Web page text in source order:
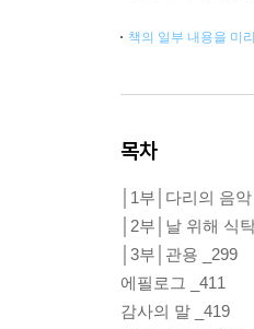
책의 일부 내용을 미
목차
│1부│다리의 음
│2부│날 위해 식
│3부│관용 _299
에필로그 _411
감사의 말 _419